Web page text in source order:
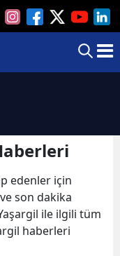
edenler için
son dakika
ile ilgili tüm
haberleri